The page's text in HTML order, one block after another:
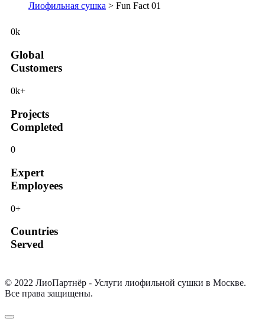
Лиофильная сушка > Fun Fact 01
0k
Global
Customers
0k+
Projects
Completed
0
Expert
Employees
0+
Countries
Served
© 2022 ЛиоПартнёр - Услуги лиофильной сушки в Москве.
Все права защищены.